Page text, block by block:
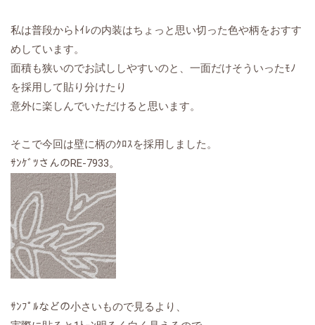
私は普段からﾄｲﾚの内装はちょっと思い切った色や柄をおすす
めしています。
面積も狭いのでお試ししやすいのと、一面だけそういったﾓﾉ
を採用して貼り分けたり
意外に楽しんでいただけると思います。
そこで今回は壁に柄のｸﾛｽを採用しました。
ｻﾝｹﾞﾂさんのRE-7933。
ｻﾝﾌﾟﾙなどの小さいもので見るより、